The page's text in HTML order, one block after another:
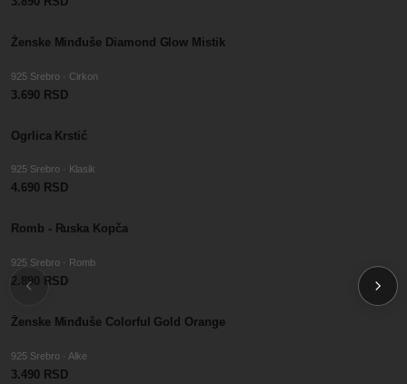
Ženske Minđuše Diamond Glow Mistik
925 Srebro · Cirkon
3.690 RSD
Ogrlica Krstić
925 Srebro · Klasik
4.690 RSD
Romb - Ruska Kopča
925 Srebro · Romb
2.890 RSD
Ženske Minđuše Colorful Gold Orange
925 Srebro · Alke
3.490 RSD